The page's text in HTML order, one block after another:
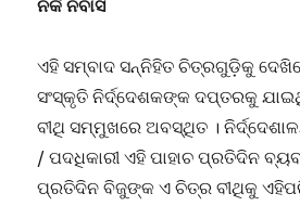
ନର୍କ ନିବାସ
ଏହି ସମ୍ବାଦ ସନ୍ନିହିତ ଚିତ୍ରଗୁଡ଼ିକୁ
ସଂସ୍କୃତି ନିର୍ଦ୍ଦେଶକଙ୍କ ଦପ୍ତରକୁ
ବୀଥି ସମ୍ମୁଖରେ ଅବସ୍ଥିତ ।
/ ପଦଧିକାରୀ ଏହି ପାହାଚ ପ୍ରତିଦିନ
ପ୍ରତିଦିନ ବିଜୁଙ୍କ ଏ ଚିତ୍ର ବୀଥିକୁ